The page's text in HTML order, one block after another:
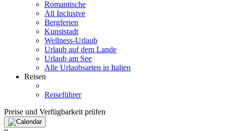
Romantische
All Inclusive
Bergferien
Kunststadt
Wellness-Urlaub
Urlaub auf dem Lande
Urlaub am See
Alle Urlaubsarten in Italien
Reisen
Reiseführer
Preise und Verfügbarkeit prüfen